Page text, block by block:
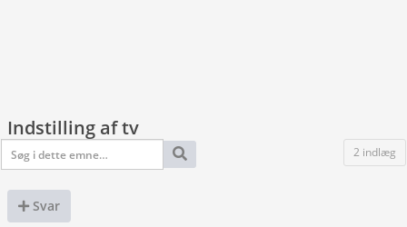
Indstilling af tv
2 indlæg
Svar